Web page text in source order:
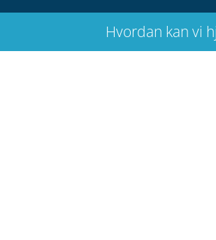
Hvordan kan vi